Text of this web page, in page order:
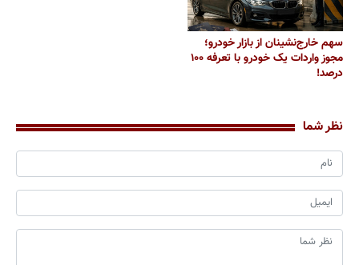
سهم خارج‌نشینان از بازار خودرو؛
مجوز واردات یک خودرو با تعرفه ۱۰۰
درصد!
نظر شما